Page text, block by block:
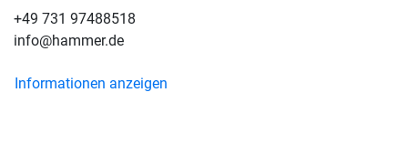
+49 731 97488518
info@hammer.de
Informationen anzeigen